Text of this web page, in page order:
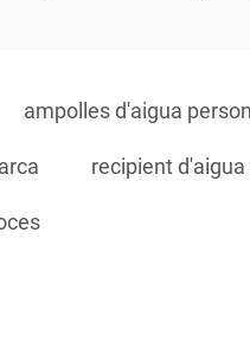
ampolles d'aigua
recipient